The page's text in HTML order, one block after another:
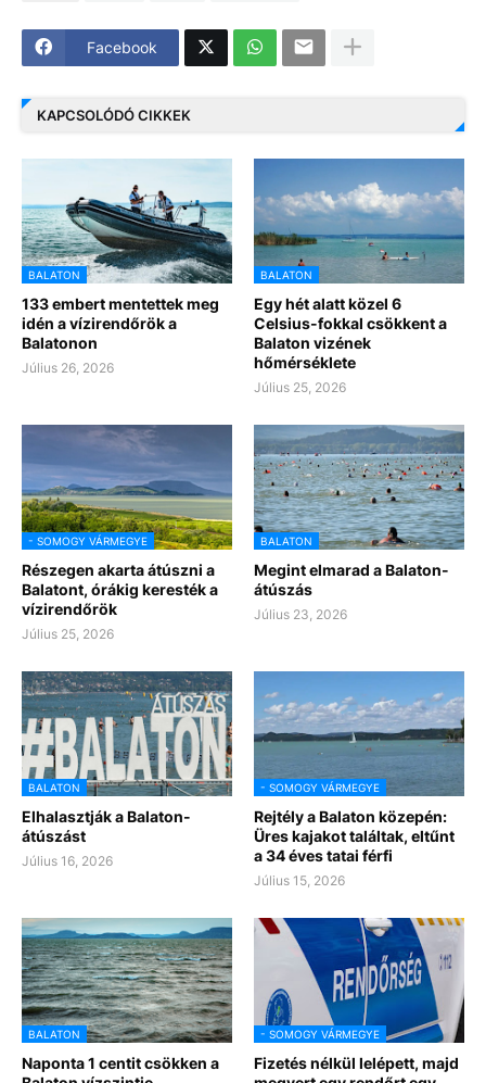
Facebook
KAPCSOLÓDÓ CIKKEK
BALATON
133 embert mentettek meg
idén a vízirendőrök a
Balatonon
Július 26, 2026
BALATON
Egy hét alatt közel 6
Celsius-fokkal csökkent a
Balaton vizének
hőmérséklete
Július 25, 2026
- SOMOGY VÁRMEGYE
Részegen akarta átúszni a
Balatont, órákig keresték a
vízirendőrök
Július 25, 2026
BALATON
Megint elmarad a Balaton-
átúszás
Július 23, 2026
BALATON
Elhalasztják a Balaton-
átúszást
Július 16, 2026
- SOMOGY VÁRMEGYE
Rejtély a Balaton közepén:
Üres kajakot találtak, eltűnt
a 34 éves tatai férfi
Július 15, 2026
BALATON
Naponta 1 centit csökken a
- SOMOGY VÁRMEGYE
Fizetés nélkül lelépett, majd